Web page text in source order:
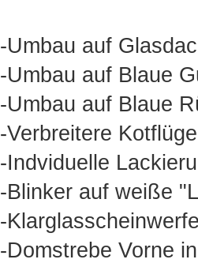
-Umbau auf
-Umbau auf Blaue
-Umbau auf Blaue
-Verbreitere
-Indviduelle
-Blinker auf weiße
-
-Domstrebe Vorne